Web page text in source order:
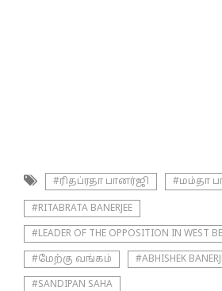
#ரிதப்ரதா பானர்ஜி #மம்தா
#RITABRATA BANERJEE
#LEADER OF THE OPPOSITION IN WEST
#மேற்கு வங்கம் #ABHISHEK
#SANDIPAN SAHA